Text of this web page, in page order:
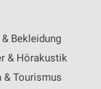
Bekleidung
& Hörakustik
& Tourismus